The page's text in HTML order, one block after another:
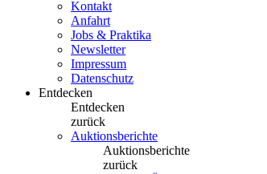
Kontakt
Anfahrt
Jobs & Praktika
Newsletter
Impressum
Datenschutz
Entdecken
Entdecken
zurück
Auktionsberichte
Auktionsberichte
zurück